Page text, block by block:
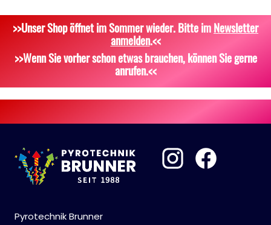
Dekoration, Knicklichter
Zubehör
Attrappen
>>Unser Shop öffnet im Sommer wieder. Bitte imNewsletter
anmelden.<<
>>Wenn Sie vorher schon etwas brauchen, können Sie gerne
anrufen.<<
Pyrotechnik Brunner